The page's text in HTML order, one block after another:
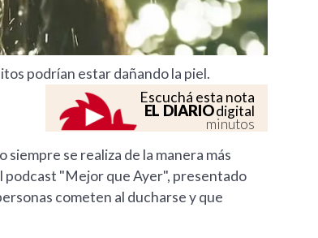
podrían estar dañando la piel.
Escuchá esta nota
EL DIARIOdigital
minutos
se realiza de la manera más
podcast "Mejor que Ayer", presentado
cometen al ducharse y que